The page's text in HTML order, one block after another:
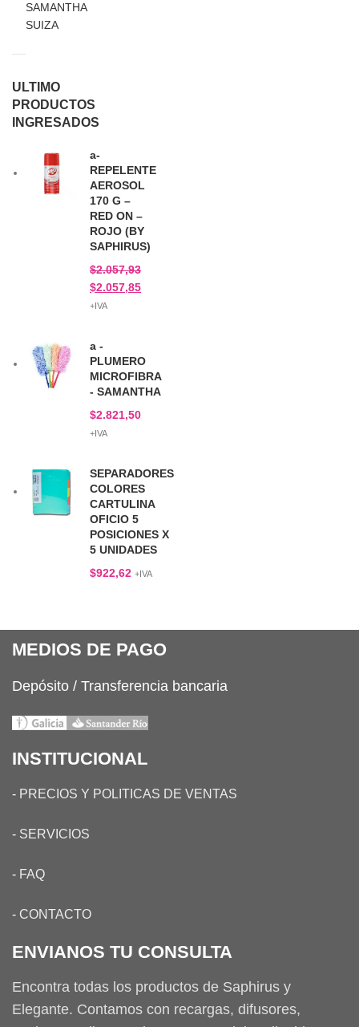
SAMANTHA
SUIZA
ULTIMO
PRODUCTOS
INGRESADOS
a-
REPELENTE
AEROSOL
170 G –
RED ON –
ROJO (BY
SAPHIRUS)
$2.057,93
$2.057,85
+IVA
a -
PLUMERO
MICROFIBRA
- SAMANTHA
$2.821,50
+IVA
SEPARADORES
COLORES
CARTULINA
OFICIO 5
POSICIONES X
5 UNIDADES
$922,62 +IVA
MEDIOS DE PAGO
Depósito / Transferencia bancaria
INSTITUCIONAL
- PRECIOS Y POLITICAS DE VENTAS
- SERVICIOS
- FAQ
- CONTACTO
ENVIANOS TU CONSULTA
Encontra todas los productos de Saphirus y
Elegante. Contamos con recargas, difusores,